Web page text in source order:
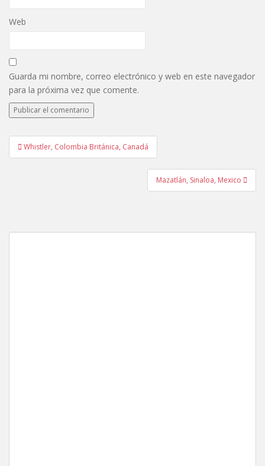
Web
Guarda mi nombre, correo electrónico y web en este navegador
para la próxima vez que comente.
Navegación
de
Whistler, Colombia Británica, Canadá
Mazatlán, Sinaloa, Mexico